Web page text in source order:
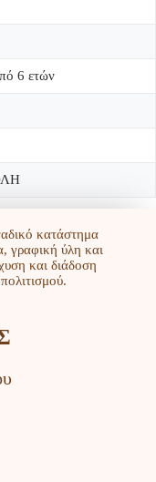
6 ετών
κατάστημα
γραφική ύλη και
και διάδοση